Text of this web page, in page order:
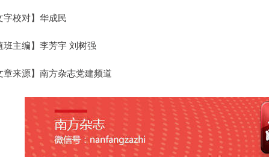
字校对】华成民
班主编】李芳宇 刘树强
章来源】南方杂志党建频道